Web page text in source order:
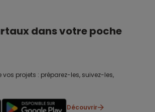
dans votre poche
vos projets : préparez-les, suivez-les,
Découvrir